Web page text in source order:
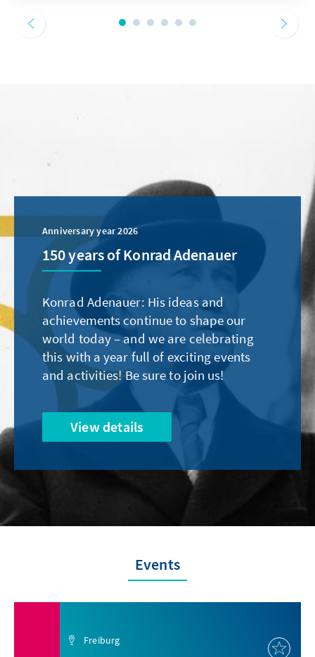
Anniversary year 2026
150 years of Konrad Adenauer
Konrad Adenauer: His ideas and
achievements continue to shape our
world today – and we are celebrating
this with a year full of exciting events
and activities! Be sure to join us!
View details
Events
Freiburg